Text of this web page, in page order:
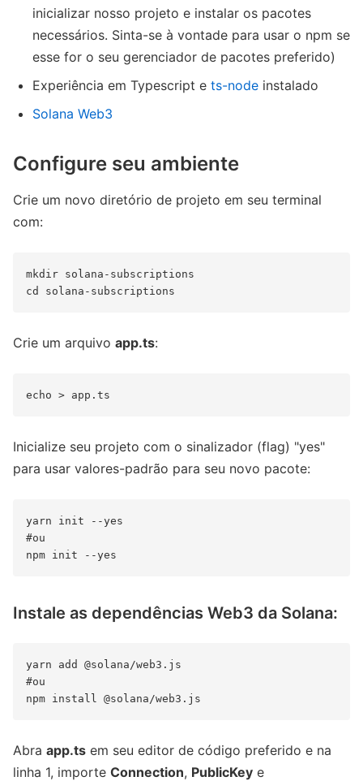
inicializar nosso projeto e instalar os pacotes
necessários. Sinta-se à vontade para usar o npm se
esse for o seu gerenciador de pacotes preferido)
Experiência em Typescript e ts-node instalado
Solana Web3
Configure seu ambiente
Crie um novo diretório de projeto em seu terminal
com:
mkdir solana-subscriptions
Crie um arquivo app.ts:
Inicialize seu projeto com o sinalizador (flag) "yes"
para usar valores-padrão para seu novo pacote:
yarn init --yes
#ou
Instale as dependências Web3 da Solana:
yarn add @solana/web3.js
#ou
Abra app.ts em seu editor de código preferido e na
linha 1, importe Connection, PublicKey e